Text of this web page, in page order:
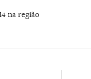
na região